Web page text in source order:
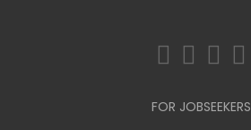
FOR JOBSEEKERS